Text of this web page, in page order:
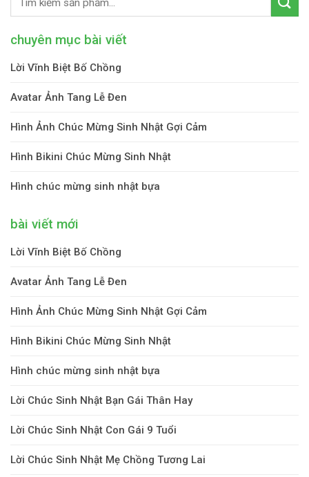
chuyên mục bài viết
Lời Vĩnh Biệt Bố Chồng
Avatar Ảnh Tang Lễ Đen
Hình Ảnh Chúc Mừng Sinh Nhật Gợi Cảm
Hình Bikini Chúc Mừng Sinh Nhật
Hình chúc mừng sinh nhật bựa
bài viết mới
Lời Vĩnh Biệt Bố Chồng
Avatar Ảnh Tang Lễ Đen
Hình Ảnh Chúc Mừng Sinh Nhật Gợi Cảm
Hình Bikini Chúc Mừng Sinh Nhật
Hình chúc mừng sinh nhật bựa
Lời Chúc Sinh Nhật Bạn Gái Thân Hay
Lời Chúc Sinh Nhật Con Gái 9 Tuổi
Lời Chúc Sinh Nhật Mẹ Chồng Tương Lai